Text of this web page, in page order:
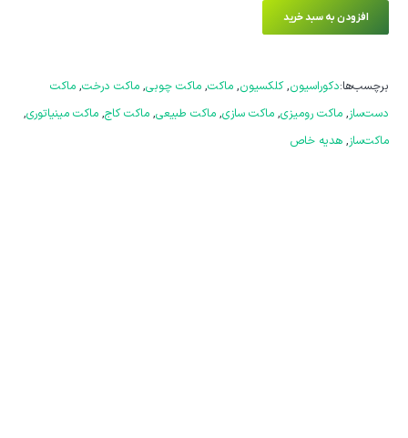
افزودن به سبد خرید
برچسب‌ها:دکوراسیون,کلکسیون, ماکت, ماکت چوبی, ماکت درخت, ماکت
دست‌ساز, ماکت رومیزی, ماکت سازی, ماکت طبیعی, ماکت کاج, ماکت مینیاتوری,
ماکت‌ساز, هدیه خاص